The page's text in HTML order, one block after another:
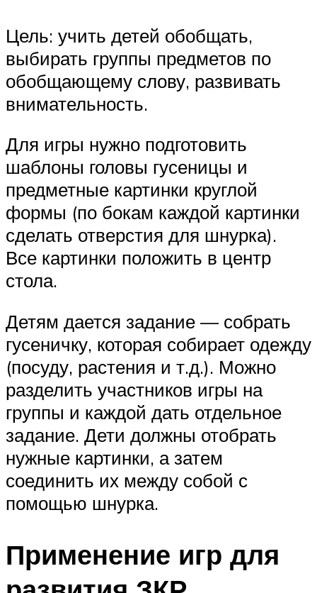
Цель: учить детей обобщать,
выбирать группы предметов по
обобщающему слову, развивать
внимательность.
Для игры нужно подготовить
шаблоны головы гусеницы и
предметные картинки круглой
формы (по бокам каждой картинки
сделать отверстия для шнурка).
Все картинки положить в центр
стола.
Детям дается задание — собрать
гусеничку, которая собирает одежду
(посуду, растения и т.д.). Можно
разделить участников игры на
группы и каждой дать отдельное
задание. Дети должны отобрать
нужные картинки, а затем
соединить их между собой с
помощью шнурка.
Применение игр для